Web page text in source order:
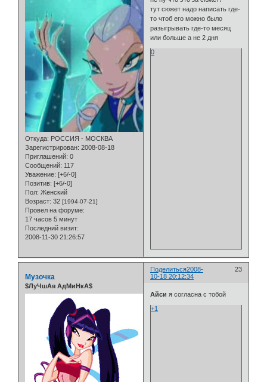
Откуда: РОССИЯ - МОСКВА
Зарегистрирован: 2008-08-18
Приглашений: 0
Сообщений: 117
Уважение: [+6/-0]
Позитив: [+6/-0]
Пол: Женский
Возраст: 32 [1994-07-21]
Провел на форуме:
17 часов 5 минут
Последний визит:
2008-11-30 21:26:57
тут сюжет надо написать где-
то чтоб его можно было
разыгрывать где-то месяц
или больше а не 2 дня
0
Поделиться 23
2008-
10-18 20:12:34
Музочка
$ЛуЧшАя АдМиНкА$
Айси я согласна с тобой
+1